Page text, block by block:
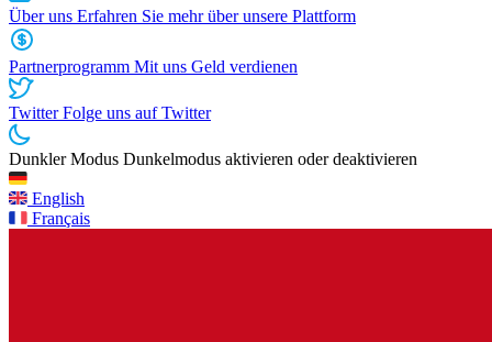
Über uns Erfahren Sie mehr über unsere Plattform
Partnerprogramm Mit uns Geld verdienen
TwitterFolge uns auf Twitter
Dunkler Modus Dunkelmodus aktivieren oder deaktivieren
English
Français